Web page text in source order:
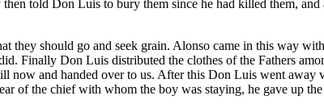
told Don Luis to bury them since he had killed them,
they should go and seek grain. Alonso came in this way
Finally Don Luis distributed the clothes of the Fathers
now and handed over to us. After this Don Luis went away
of the chief with whom the boy was staying, he gave up the